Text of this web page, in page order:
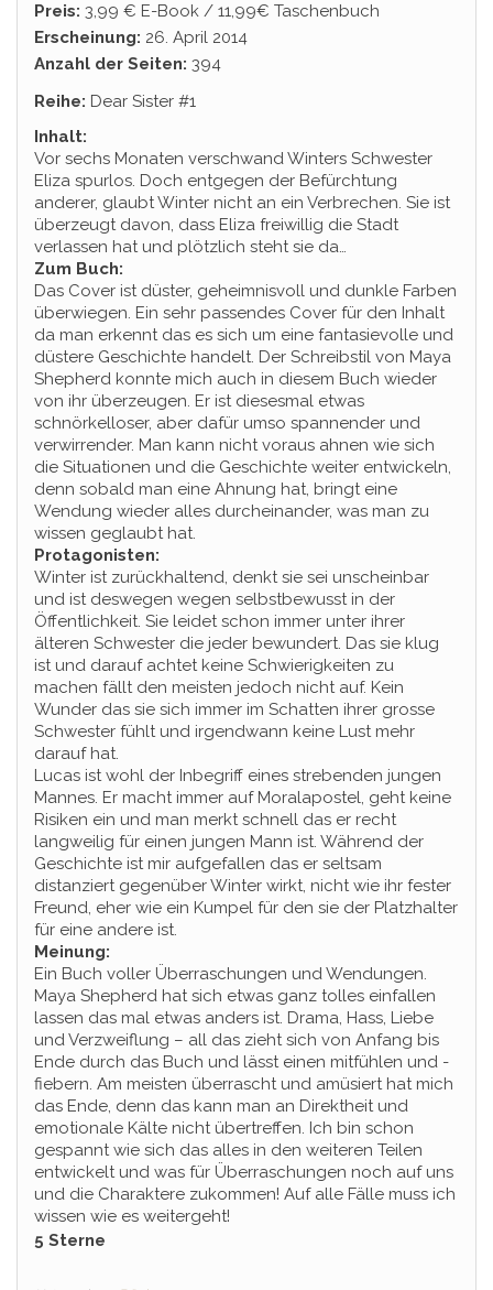
Preis: 3,99 € E-Book / 11,99€ Taschenbuch
Erscheinung: 26. April 2014
Anzahl der Seiten: 394
Reihe: Dear Sister #1
Inhalt:
Vor sechs Monaten verschwand Winters Schwester
Eliza spurlos. Doch entgegen der Befürchtung
anderer, glaubt Winter nicht an ein Verbrechen. Sie ist
überzeugt davon, dass Eliza freiwillig die Stadt
verlassen hat und plötzlich steht sie da…
Zum Buch:
Das Cover ist düster, geheimnisvoll und dunkle Farben
überwiegen. Ein sehr passendes Cover für den Inhalt
da man erkennt das es sich um eine fantasievolle und
düstere Geschichte handelt. Der Schreibstil von Maya
Shepherd konnte mich auch in diesem Buch wieder
von ihr überzeugen. Er ist diesesmal etwas
schnörkelloser, aber dafür umso spannender und
verwirrender. Man kann nicht voraus ahnen wie sich
die Situationen und die Geschichte weiter entwickeln,
denn sobald man eine Ahnung hat, bringt eine
Wendung wieder alles durcheinander, was man zu
wissen geglaubt hat.
Protagonisten:
Winter ist zurückhaltend, denkt sie sei unscheinbar
und ist deswegen wegen selbstbewusst in der
Öffentlichkeit. Sie leidet schon immer unter ihrer
älteren Schwester die jeder bewundert. Das sie klug
ist und darauf achtet keine Schwierigkeiten zu
machen fällt den meisten jedoch nicht auf. Kein
Wunder das sie sich immer im Schatten ihrer grosse
Schwester fühlt und irgendwann keine Lust mehr
darauf hat.
Lucas ist wohl der Inbegriff eines strebenden jungen
Mannes. Er macht immer auf Moralapostel, geht keine
Risiken ein und man merkt schnell das er recht
langweilig für einen jungen Mann ist. Während der
Geschichte ist mir aufgefallen das er seltsam
distanziert gegenüber Winter wirkt, nicht wie ihr fester
Freund, eher wie ein Kumpel für den sie der Platzhalter
für eine andere ist.
Meinung:
Ein Buch voller Überraschungen und Wendungen.
Maya Shepherd hat sich etwas ganz tolles einfallen
lassen das mal etwas anders ist. Drama, Hass, Liebe
und Verzweiflung – all das zieht sich von Anfang bis
Ende durch das Buch und lässt einen mitfühlen und -
fiebern. Am meisten überrascht und amüsiert hat mich
das Ende, denn das kann man an Direktheit und
emotionale Kälte nicht übertreffen. Ich bin schon
gespannt wie sich das alles in den weiteren Teilen
entwickelt und was für Überraschungen noch auf uns
und die Charaktere zukommen! Auf alle Fälle muss ich
wissen wie es weitergeht!
5 Sterne